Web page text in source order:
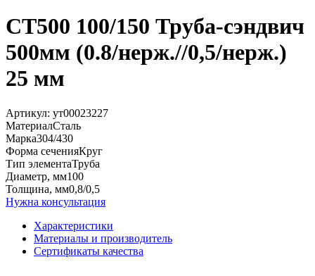
СТ500 100/150 Труба-сэндвич
500мм (0.8/нерж.//0,5/нерж.)
25 мм
Артикул: ут00023227
МатериалСталь
Марка304/430
Форма сеченияКруг
Тип элементаТруба
Диаметр, мм100
Толщина, мм0,8/0,5
Нужна консультация
Характеристики
Материалы и производитель
Сертификаты качества